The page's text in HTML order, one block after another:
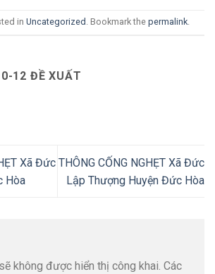
in Uncategorized . Bookmark the permalink.
12 ĐỀ XUẤT
Xã Đức
Hòa
THÔNG CỐNG NGHẸT Xã Đức
Lập Thượng Huyện Đức Hòa
không được hiển thị công khai. Các